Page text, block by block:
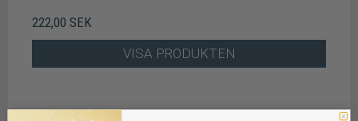
222,00 SEK
VISA PRODUKTEN